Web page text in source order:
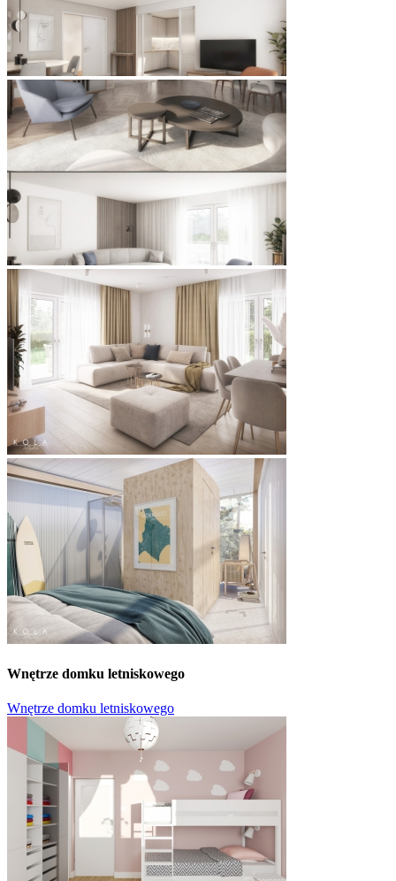
Wnętrze domku letniskowego
Wnętrze domku letniskowego